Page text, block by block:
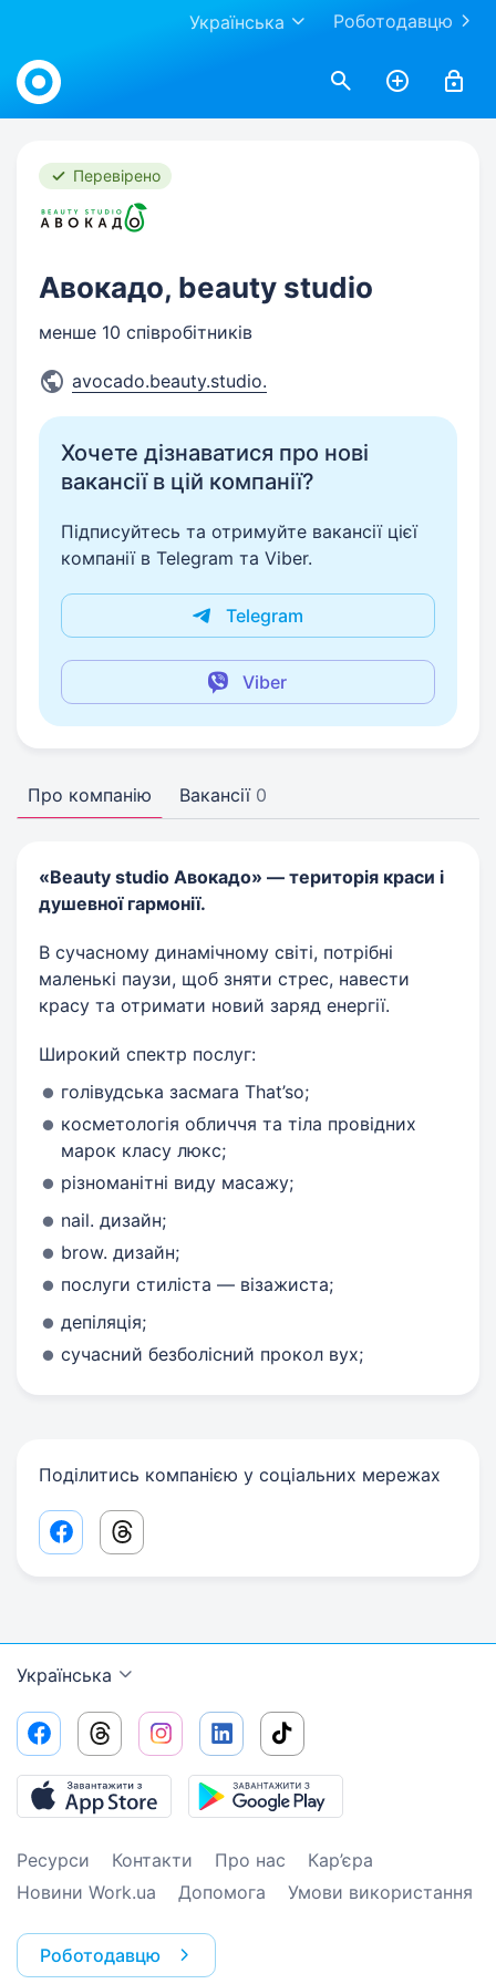
Роботодавцю
Українська
Work.ua
Перевірено
Авокадо, beauty studio
менше 10 співробітників
avocado.beauty.studio.
Хочете дізнаватися про нові
вакансії в цій компанії?
Підписуйтесь та отримуйте вакансії цієї
компанії в Telegram та Viber.
Telegram
Viber
Про компанію Вакансії 0
«Beauty studio Авокадо» — територія краси і
душевної гармонії.
В сучасному динамічному світі, потрібні
маленькі паузи, щоб зняти стрес, навести
красу та отримати новий заряд енергії.
Широкий спектр послуг:
голівудська засмага That’so;
косметологія обличчя та тіла провідних
марок класу люкс;
різноманітні виду масажу;
nail. дизайн;
brow. дизайн;
послуги стиліста — візажиста;
депіляція;
сучасний безболісний прокол вух;
Поділитись компанією у соціальних мережах
Facebook share link
Threads share link
Українська
Ресурси Контакти Про нас
Кар’єра
Новини Work.ua
Допомога Умови використання
Роботодавцю